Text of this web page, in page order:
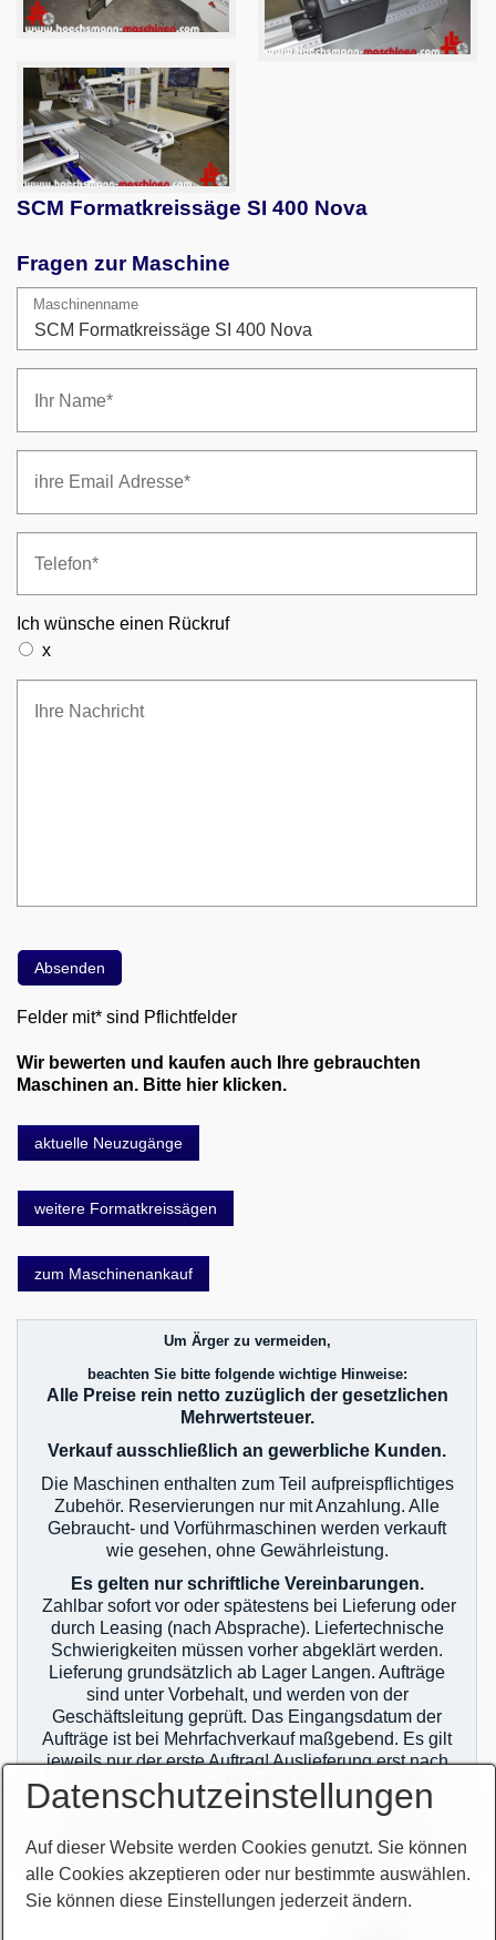
SCM Formatkreissäge SI 400 Nova
Fragen zur Maschine
Maschinenname
Ich wünsche einen Rückruf
x
Felder mit* sind Pflichtfelder
Wir bewerten und kaufen auch Ihre gebrauchten
Maschinen an. Bitte hier klicken.
aktuelle Neuzugänge
weitere Formatkreissägen
zum Maschinenankauf
Um Ärger zu vermeiden,
beachten Sie bitte folgende wichtige Hinweise:
Alle Preise rein netto zuzüglich der gesetzlichen
Mehrwertsteuer.
Verkauf ausschließlich an gewerbliche Kunden.
Die Maschinen enthalten zum Teil aufpreispflichtiges
Zubehör. Reservierungen nur mit Anzahlung. Alle
Gebraucht- und Vorführmaschinen werden verkauft
wie gesehen, ohne Gewährleistung.
Es gelten nur schriftliche Vereinbarungen.
Zahlbar sofort vor oder spätestens bei Lieferung oder
durch Leasing (nach Absprache). Liefertechnische
Schwierigkeiten müssen vorher abgeklärt werden.
Lieferung grundsätzlich ab Lager Langen. Aufträge
sind unter Vorbehalt, und werden von der
Geschäftsleitung geprüft. Das Eingangsdatum der
Aufträge ist bei Mehrfachverkauf maßgebend. Es gilt
jeweils nur der erste Auftrag! Auslieferung erst nach
zahlungstechnischer Klärung! Im Übrigen gelten
unsere allgemeinen Geschäftsbedingungen.
Sie finden unsere AGB`s auf unserer Homepage im
Netz oder auf unseren Auftragsbestätigungen.
zur Termin-
Datenschutzeinstellungen
Auf dieser Website werden Cookies genutzt. Sie können
alle Cookies akzeptieren oder nur bestimmte auswählen.
Sie können diese Einstellungen jederzeit ändern.